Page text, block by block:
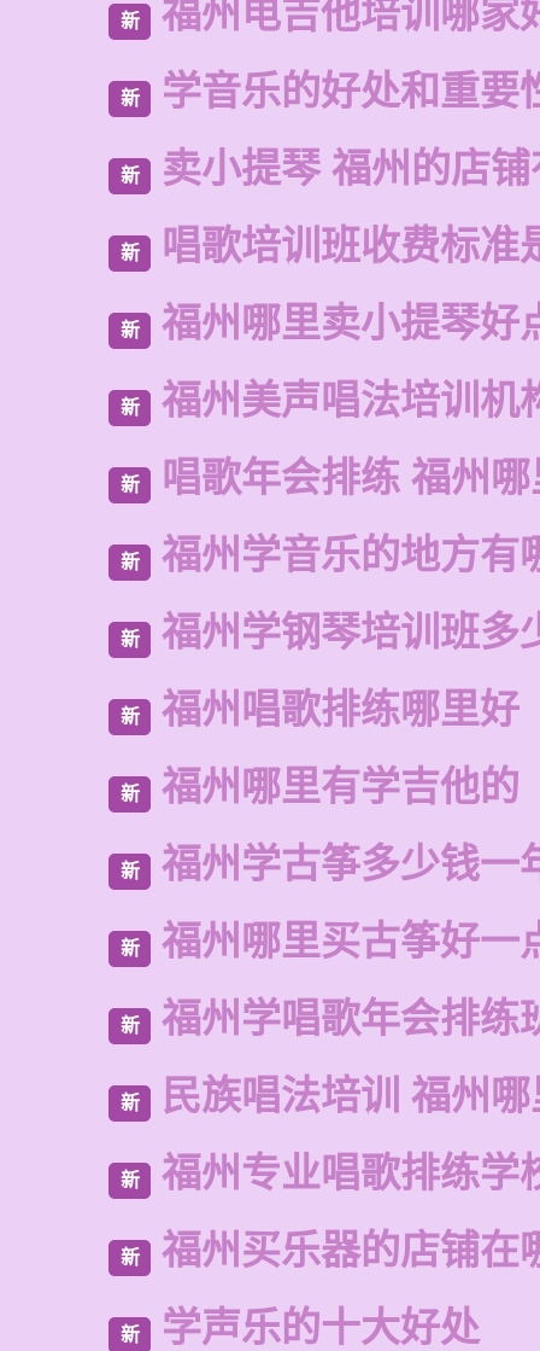
新 福州电吉他培训哪家
新 学音乐的好处和重要
新 卖小提琴 福州的店
新 唱歌培训班收费标准
新 福州哪里卖小提琴好
新 福州美声唱法培训机
新 唱歌年会排练 福州
新 福州学音乐的地方有
新 福州学钢琴培训班多
新 福州唱歌排练哪里好
新 福州哪里有学吉他的
新 福州学古筝多少钱一
新 福州哪里买古筝好一
新 福州学唱歌年会排练
新 民族唱法培训 福州
新 福州专业唱歌排练学
新 福州买乐器的店铺在
新 学声乐的十大好处